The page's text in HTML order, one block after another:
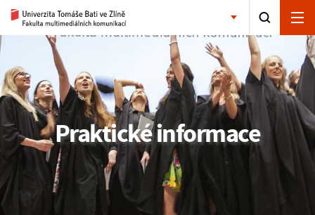
Praktické informace